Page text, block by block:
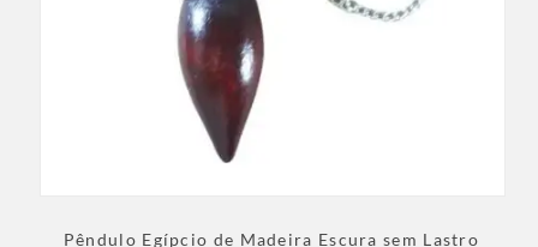
Pêndulo Egípcio de Madeira Escura sem Lastro